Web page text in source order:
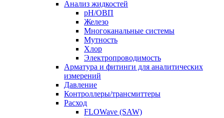
Анализ жидкостей
pH/ОВП
Железо
Многоканальные системы
Мутность
Хлор
Электропроводимость
Арматура и фитинги для аналитических
измерений
Давление
Контроллеры/трансмиттеры
Расход
FLOWave (SAW)